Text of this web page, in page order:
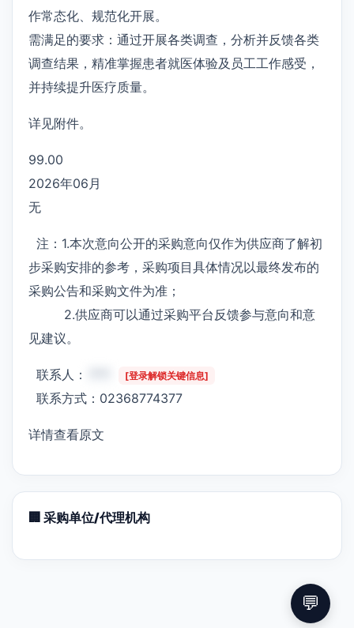
作常态化、规范化开展。
需满足的要求：通过开展各类调查，分析并反馈各类
调查结果，精准掌握患者就医体验及员工工作感受，
并持续提升医疗质量。
详见附件。
99.00
2026年06月
无
注：1.本次意向公开的采购意向仅作为供应商了解初
步采购安排的参考，采购项目具体情况以最终发布的
采购公告和采购文件为准；
2.供应商可以通过采购平台反馈参与意向和意
见建议。
联系人： [登录解锁关键信息]
联系方式：02368774377
详情查看原文
🏢 采购单位/代理机构
💬